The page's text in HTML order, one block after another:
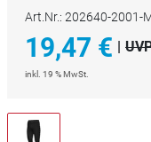
Art.Nr.: 202640-2001-
19,47 €
inkl. 19 % MwSt.